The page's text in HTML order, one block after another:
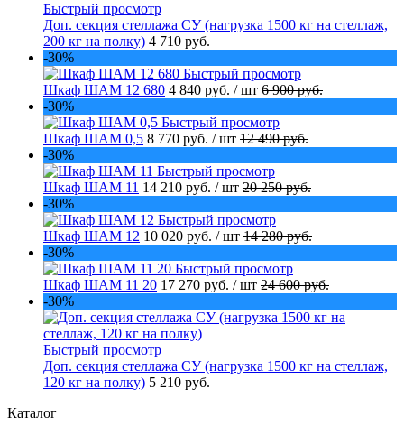
Быстрый просмотр
Доп. секция стеллажа СУ (нагрузка 1500 кг на стеллаж,
200 кг на полку) 4 710 руб.
-30%
Быстрый просмотр
Шкаф ШАМ 12 680 4 840 руб. / шт 6 900 руб.
-30%
Быстрый просмотр
Шкаф ШАМ 0,5 8 770 руб. / шт 12 490 руб.
-30%
Быстрый просмотр
Шкаф ШАМ 11 14 210 руб. / шт 20 250 руб.
-30%
Быстрый просмотр
Шкаф ШАМ 12 10 020 руб. / шт 14 280 руб.
-30%
Быстрый просмотр
Шкаф ШАМ 11 20 17 270 руб. / шт 24 600 руб.
-30%
Быстрый просмотр
Доп. секция стеллажа СУ (нагрузка 1500 кг на стеллаж,
120 кг на полку) 5 210 руб.
Каталог